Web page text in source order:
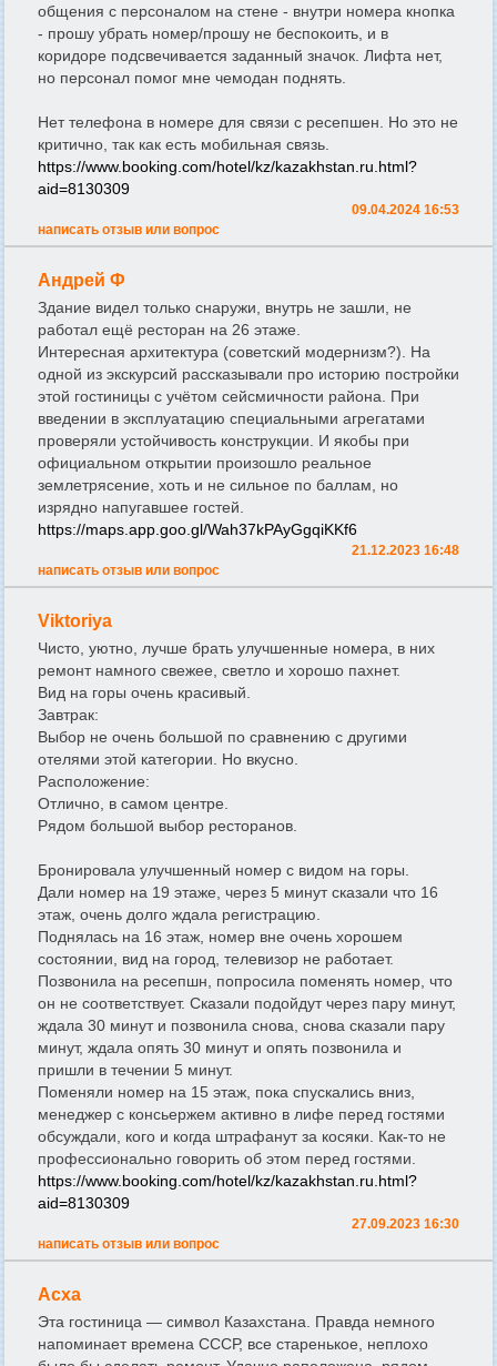
общения с персоналом на стене - внутри номера кнопка
- прошу убрать номер/прошу не беспокоить, и в
коридоре подсвечивается заданный значок. Лифта нет,
но персонал помог мне чемодан поднять.
Нет телефона в номере для связи с ресепшен. Но это не
критично, так как есть мобильная связь.
https://www.booking.com/hotel/kz/kazakhstan.ru.html?
aid=8130309
09.04.2024 16:53
написать отзыв или вопрос
Андрей Ф
Здание видел только снаружи, внутрь не зашли, не
работал ещё ресторан на 26 этаже.
Интересная архитектура (советский модернизм?). На
одной из экскурсий рассказывали про историю постройки
этой гостиницы с учётом сейсмичности района. При
введении в эксплуатацию специальными агрегатами
проверяли устойчивость конструкции. И якобы при
официальном открытии произошло реальное
землетрясение, хоть и не сильное по баллам, но
изрядно напугавшее гостей.
https://maps.app.goo.gl/Wah37kPAyGgqiKKf6
21.12.2023 16:48
написать отзыв или вопрос
Viktoriya
Чисто, уютно, лучше брать улучшенные номера, в них
ремонт намного свежее, светло и хорошо пахнет.
Вид на горы очень красивый.
Завтрак:
Выбор не очень большой по сравнению с другими
отелями этой категории. Но вкусно.
Расположение:
Отлично, в самом центре.
Рядом большой выбор ресторанов.
Бронировала улучшенный номер с видом на горы.
Дали номер на 19 этаже, через 5 минут сказали что 16
этаж, очень долго ждала регистрацию.
Поднялась на 16 этаж, номер вне очень хорошем
состоянии, вид на город, телевизор не работает.
Позвонила на ресепшн, попросила поменять номер, что
он не соответствует. Сказали подойдут через пару минут,
ждала 30 минут и позвонила снова, снова сказали пару
минут, ждала опять 30 минут и опять позвонила и
пришли в течении 5 минут.
Поменяли номер на 15 этаж, пока спускались вниз,
менеджер с консьержем активно в лифе перед гостями
обсуждали, кого и когда штрафанут за косяки. Как-то не
профессионально говорить об этом перед гостями.
https://www.booking.com/hotel/kz/kazakhstan.ru.html?
aid=8130309
27.09.2023 16:30
написать отзыв или вопрос
Асха
Эта гостиница — символ Казахстана. Правда немного
напоминает времена СССР, все старенькое, неплохо